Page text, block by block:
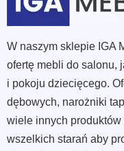
W naszym sklepie IGA
ofertę mebli do salonu,
i pokoju dziecięcego.
dębowych, narożniki
wiele innych
wszelkich starań aby